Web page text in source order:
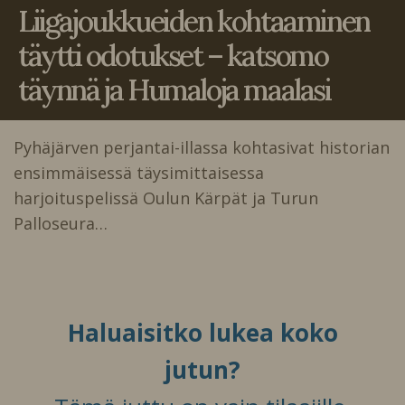
Liigajoukkueiden kohtaaminen
täytti odotukset – katsomo
täynnä ja Humaloja maalasi
Pyhäjärven perjantai-illassa kohtasivat historian
ensimmäisessä täysimittaisessa
harjoituspelissä Oulun Kärpät ja Turun
Palloseura…
Haluaisitko lukea koko
jutun?